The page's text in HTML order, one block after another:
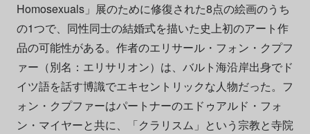
Homosexuals」展のために修復された8点の絵画のうち
の1つで、同性同士の結婚式を描いた史上初のアート作
品の可能性がある。作者のエリサール・フォン・クプフ
ァー（別名：エリサリオン）は、バルト海沿岸出身でド
イツ語を話す博識でエキセントリックな人物だった。フ
ォン・クプファーはパートナーのエドゥアルド・フォ
ン・マイヤーと共に、「クラリスム」という宗教と寺院